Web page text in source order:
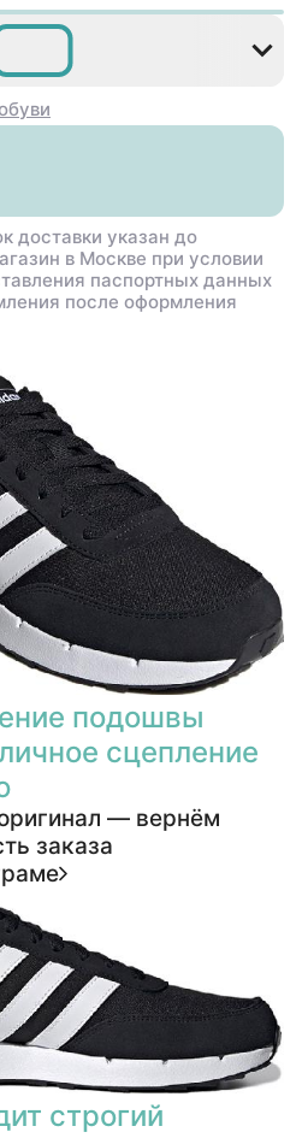
38⅔
доставки указан до
в Москве при условии
паспортных данных
после оформления
подошвы
сцепление
— вернём
заказа
строгий